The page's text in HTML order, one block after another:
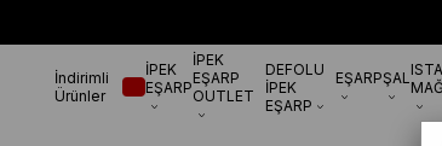
İndirimli
Ürünler
İPEK
EŞARP
İPEK
EŞARP
OUTLET
DEFOLU
İPEK
EŞARP
EŞARPŞAL